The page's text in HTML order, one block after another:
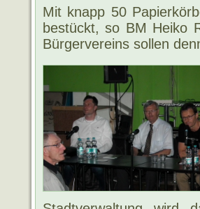
Mit knapp 50
bestückt, so BM Heiko
Bürgervereins sollen